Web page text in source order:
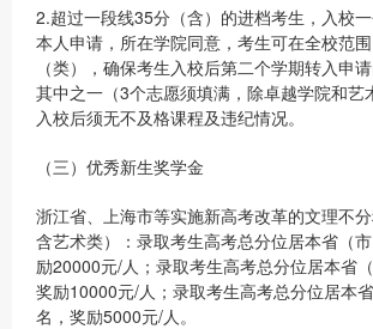
2.超过一段线35分（含）的进档考生，入校
本人申请，所在学院同意，考生可在全校范
（类），确保考生入校后第二个学期转入申
其中之一（3个志愿须填满，除卓越学院和艺
入校后须无不及格课程及违纪情况。
（三）优秀新生奖学金
浙江省、上海市等实施新高考改革的文理不
含艺术类）：录取考生高考总分位居本省（
励20000元/人；录取考生高考总分位居本省
奖励10000元/人；录取考生高考总分位居本
名，奖励5000元/人。